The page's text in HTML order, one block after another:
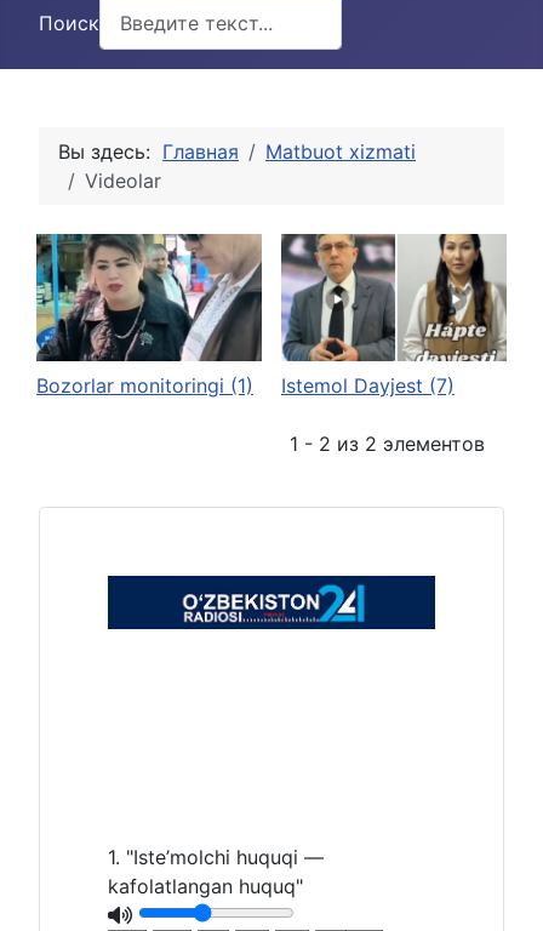
Поиск
1. "Iste’molchi huquqi —
kafolatlangan huquq"
Вы здесь: Главная
Matbuot xizmati
Videolar
Bozorlar monitoringi (1) Istemol Dayjest (7)
1 - 2 из 2 элементов